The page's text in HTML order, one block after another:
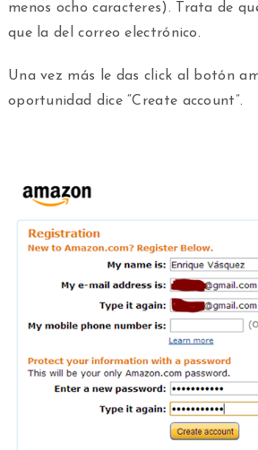
menos ocho caracteres). Trata de
que la del correo electrónico.
Una vez más le das click al botón
oportunidad dice “Create account”.